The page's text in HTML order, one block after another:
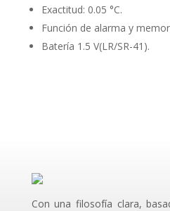
Exactitud: 0.05 °C.
Función de alarma y
Batería 1.5 V(LR/SR-41).
Con una filosofía clara,